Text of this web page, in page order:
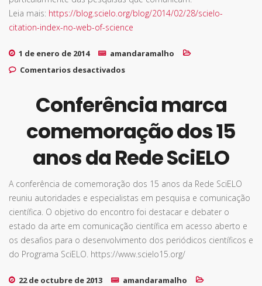
Leia mais: https://blog.scielo.org/blog/2014/02/28/scielo-
citation-index-no-web-of-science
1 de enero de 2014
amandaramalho
Comentarios desactivadosen SciELO Citation Index no Web
Conferência marca
comemoração dos 15
anos da Rede SciELO
A conferência de comemoração dos 15 anos da Rede SciELO
reuniu autoridades e especialistas em pesquisa e comunicação
científica. O objetivo do encontro foi destacar e debater o
estado da arte em comunicação científica em acesso aberto e
os desafios para o desenvolvimento dos periódicos científicos e
do Programa SciELO. https://www.scielo15.org/
22 de octubre de 2013
amandaramalho